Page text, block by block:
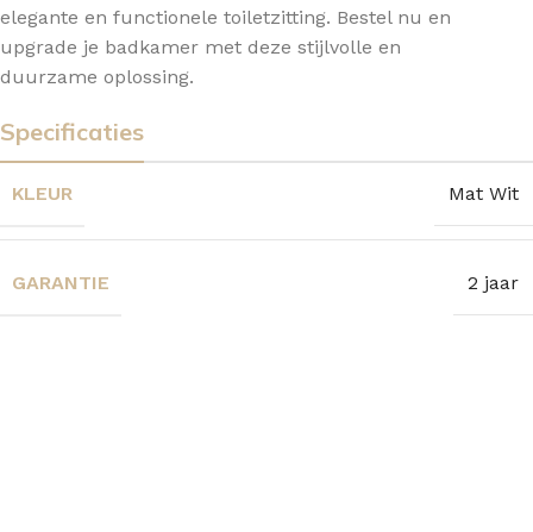
elegante en functionele toiletzitting. Bestel nu en
upgrade je badkamer met deze stijlvolle en
duurzame oplossing.
Specificaties
KLEUR Mat Wit
GARANTIE 2 jaar